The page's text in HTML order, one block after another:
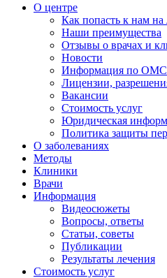
О центре
Как попасть к нам на
Наши преимущества
Отзывы о врачах и
Новости
Информация по ОМС
Лицензии,
Вакансии
Стоимость услуг
Юридическая
Политика защиты
О заболеваниях
Методы
Клиники
Врачи
Информация
Видеосюжеты
Вопросы, ответы
Статьи, советы
Публикации
Результаты лечения
Стоимость услуг